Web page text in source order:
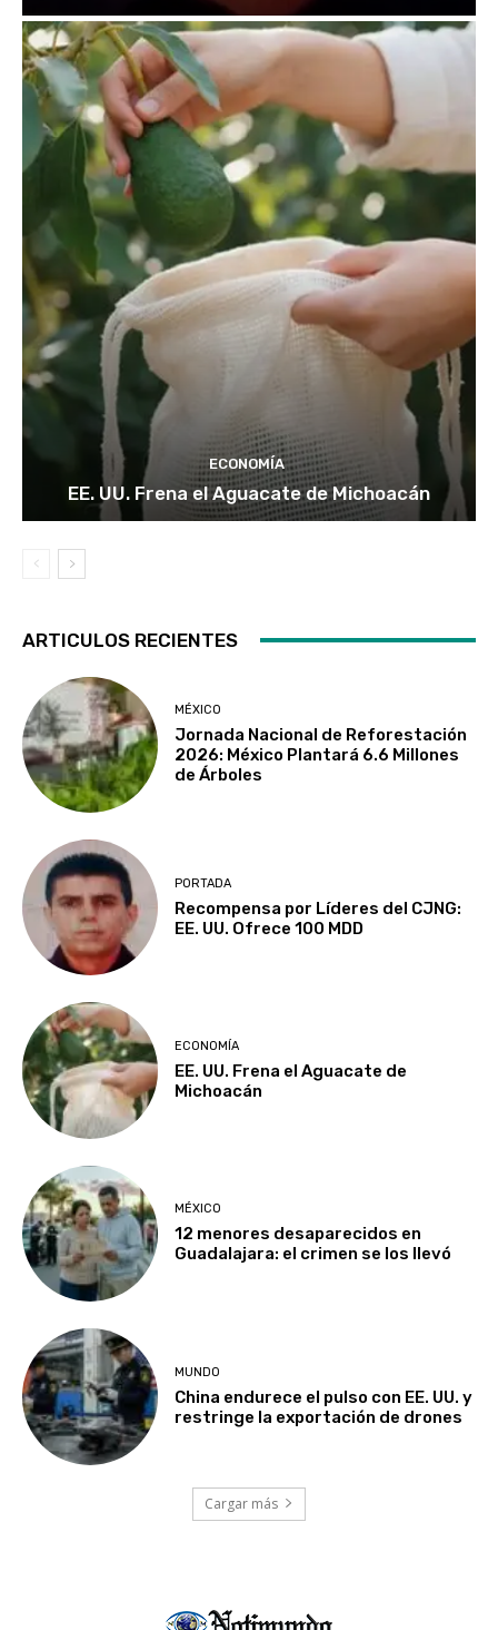
ECONOMÍA
EE. UU. Frena el Aguacate de Michoacán
ARTICULOS RECIENTES
MÉXICO
Jornada Nacional de Reforestación
2026: México Plantará 6.6 Millones
de Árboles
PORTADA
Recompensa por Líderes del CJNG:
EE. UU. Ofrece 100 MDD
ECONOMÍA
EE. UU. Frena el Aguacate de
Michoacán
MÉXICO
12 menores desaparecidos en
Guadalajara: el crimen se los llevó
MUNDO
China endurece el pulso con EE. UU. y
restringe la exportación de drones
Cargar más